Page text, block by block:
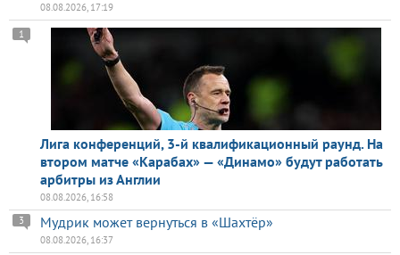
08.08.2026, 17:19
Лига конференций, 3-й квалификационный раунд. На
втором матче «Карабах» — «Динамо» будут работать
арбитры из Англии
1
08.08.2026, 16:58
Мудрик может вернуться в «Шахтёр»
3
08.08.2026, 16:37